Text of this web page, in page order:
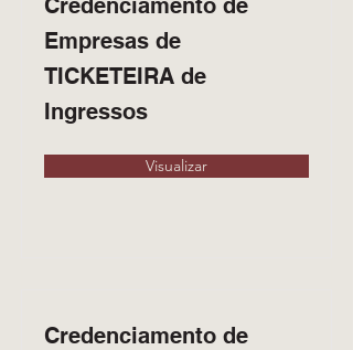
Credenciamento de
Empresas de
TICKETEIRA de
Ingressos
Visualizar
Credenciamento de